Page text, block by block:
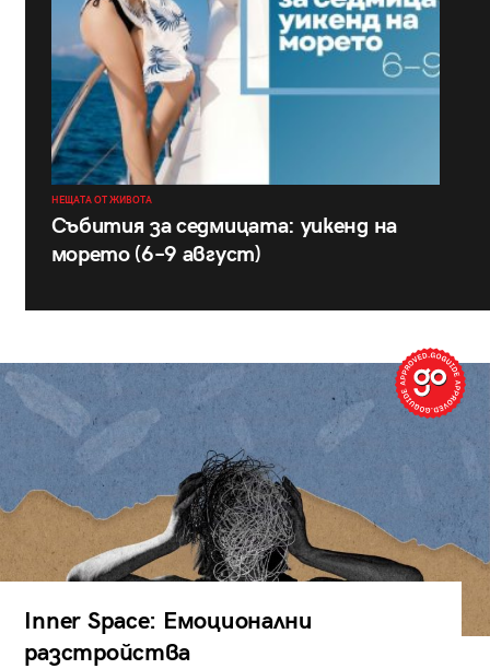
НЕЩАТА ОТ ЖИВОТА
Събития за седмицата: уикенд на
морето (6–9 август)
Inner Space: Емоционални
разстройства